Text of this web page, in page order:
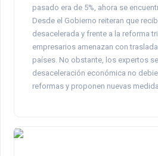
pasado era de 5%, ahora se
Desde el Gobierno reiteran que
desacelerada y frente a la reforma
empresarios amenazan con
países. No obstante, los expertos
desaceleración económica no
reformas y proponen nuevas